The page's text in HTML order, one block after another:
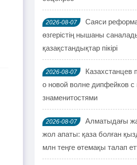
2026-08-07
Саяси
өзгерістің нышаны
қазақстандықтар пікірі
2026-08-07
Казахстанцев
о новой волне дипфейков
знаменитостями
2026-08-07
Алматыдағы
жол апаты: қаза болған
млн теңге өтемақы талап